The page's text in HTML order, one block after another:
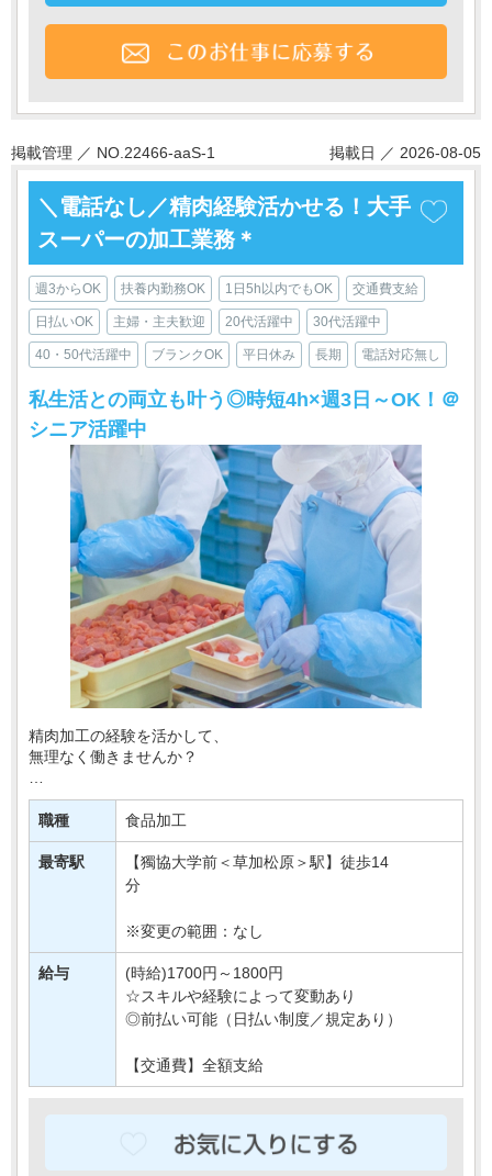
掲載管理 ／ NO.22466-aaS-1 掲載日 ／ 2026-08-05
＼電話なし／精肉経験活かせる！大手
スーパーの加工業務＊
週3からOK 扶養内勤務OK 1日5h以内でもOK 交通費支給
日払いOK 主婦・主夫歓迎 20代活躍中 30代活躍中
40・50代活躍中 ブランクOK 平日休み 長期 電話対応無し
私生活との両立も叶う◎時短4h×週3日～OK！＠
シニア活躍中
精肉加工の経験を活かして、
無理なく働きませんか？
首都圏に展開する大手スーパーマーケットで、
精肉加工スタッフを募集します＊
勤務時間は1日4時間から相談OK！
週3日～勤務できるので、ライフスタイ・・・
職種 食品加工
最寄駅
【獨協大学前＜草加松原＞駅】徒歩14
分
※変更の範囲：なし
給与
(時給)1700円～1800円
☆スキルや経験によって変動あり
◎前払い可能（日払い制度／規定あり）
【交通費】全額支給